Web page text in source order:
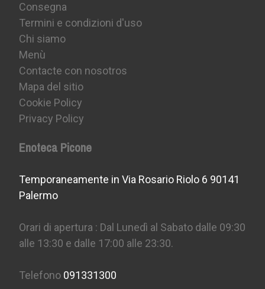
Consegna
Termini e condizioni d'uso
Chi siamo
Menù
Contacte con nosotros
Mapa del sitio
Cookie Policy
Privacy Policy
Enoteca Picone
Temporaneamente in Via Rosario Riolo 6 90141
Palermo
Orari di apertura : Dal Lunedì al Sabato dalle 09:30
alle 13:30 e dalle 17:00 alle 23:30.
Telefono 091331300